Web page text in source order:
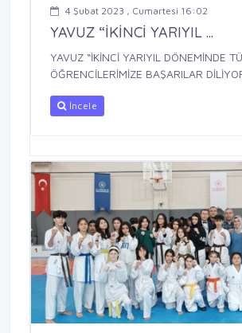
4 Şubat 2023 , Cumartesi 16:02
YAVUZ “İKİNCİ YARIYIL ...
YAVUZ “İKİNCİ YARIYIL DÖNEMİNDE
ÖĞRENCİLERİMİZE BAŞARILAR
İncele